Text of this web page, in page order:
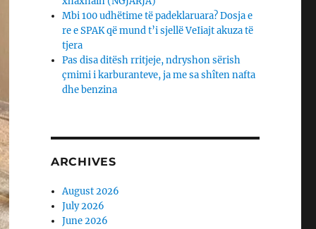
Mbi 100 udhëtime të padeklaruara? Dosja e
re e SPAK që mund t’i sjellë VeIiajt akuza të
tjera
Pas disa ditësh rritjeje, ndryshon sërish
çmimi i karburanteve, ja me sa shîten nafta
dhe benzina
ARCHIVES
August 2026
July 2026
June 2026